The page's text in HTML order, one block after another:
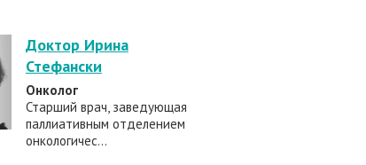
Доктор Ирина
Стефански
Онколог
Старший врач, заведующая
паллиативным отделением
онкологичес...